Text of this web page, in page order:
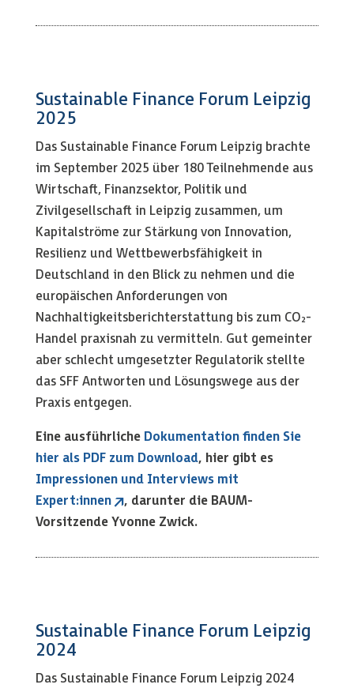
Sustainable Finance Forum Leipzig
2025
Das Sustainable Finance Forum Leipzig brachte
im September 2025 über 180 Teilnehmende aus
Wirtschaft, Finanzsektor, Politik und
Zivilgesellschaft in Leipzig zusammen, um
Kapitalströme zur Stärkung von Innovation,
Resilienz und Wettbewerbsfähigkeit in
Deutschland in den Blick zu nehmen und die
europäischen Anforderungen von
Nachhaltigkeitsberichterstattung bis zum CO₂-
Handel praxisnah zu vermitteln. Gut gemeinter
aber schlecht umgesetzter Regulatorik stellte
das SFF Antworten und Lösungswege aus der
Praxis entgegen.
Eine ausführliche Dokumentation finden Sie
hier als PDF zum Download, hier gibt es
Impressionen und Interviews mit
Expert:innen
, darunter die BAUM-
Vorsitzende Yvonne Zwick.
Sustainable Finance Forum Leipzig
2024
Das Sustainable Finance Forum Leipzig 2024